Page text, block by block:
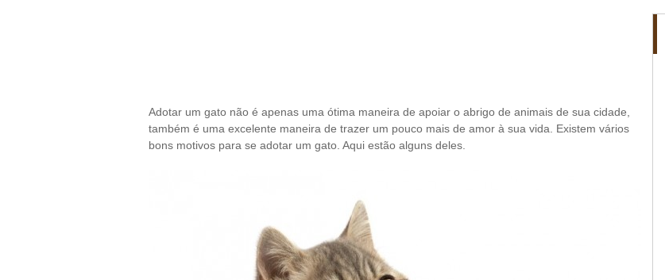
Adotar um gato não é apenas uma ótima maneira de apoiar o abrigo de animais de sua cidade,
também é uma excelente maneira de trazer um pouco mais de amor à sua vida. Existem vários
bons motivos para se adotar um gato. Aqui estão alguns deles.